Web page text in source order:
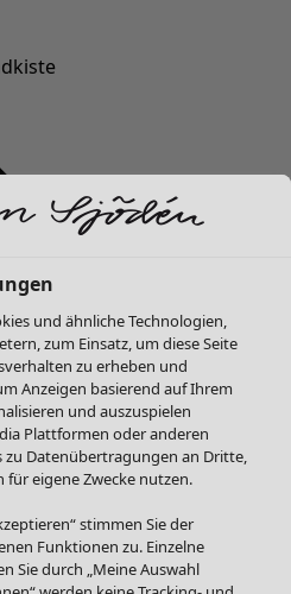
und ähnliche Technologien,
zum Einsatz, um diese Seite
zu erheben und
Anzeigen basierend auf Ihrem
und auszuspielen
Plattformen oder anderen
Datenübertragungen an Dritte,
für eigene Zwecke nutzen.
stimmen Sie der
Funktionen zu. Einzelne
Sie durch „Meine Auswahl